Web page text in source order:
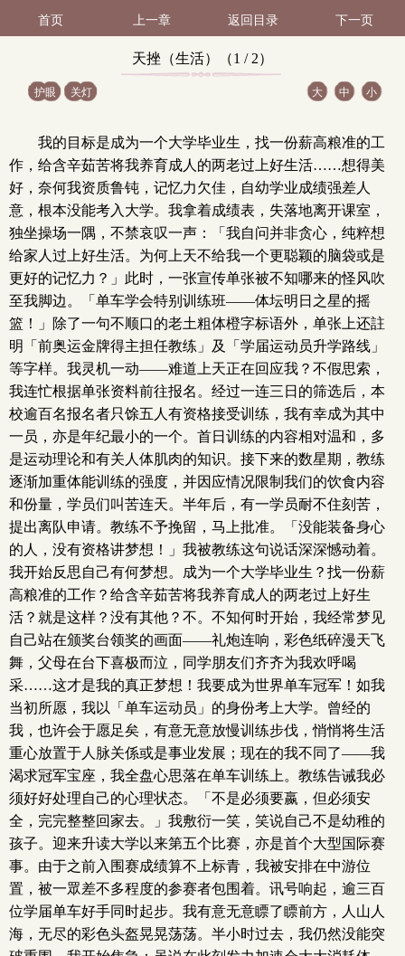
首页 上一章 返回目录 下一页
天挫（生活）（1 / 2）
护眼 关灯 大 中 小
我的目标是成为一个大学毕业生，找一份薪高粮准的工
作，给含辛茹苦将我养育成人的两老过上好生活……想得美
好，奈何我资质鲁钝，记忆力欠佳，自幼学业成绩强差人
意，根本没能考入大学。我拿着成绩表，失落地离开课室，
独坐操场一隅，不禁哀叹一声：「我自问并非贪心，纯粹想
给家人过上好生活。为何上天不给我一个更聪颖的脑袋或是
更好的记忆力？」此时，一张宣传单张被不知哪来的怪风吹
至我脚边。「单车学会特别训练班——体坛明日之星的摇
篮！」除了一句不顺口的老土粗体橙字标语外，单张上还註
明「前奥运金牌得主担任教练」及「学届运动员升学路线」
等字样。我灵机一动——难道上天正在回应我？不假思索，
我连忙根据单张资料前往报名。经过一连三日的筛选后，本
校逾百名报名者只馀五人有资格接受训练，我有幸成为其中
一员，亦是年纪最小的一个。首日训练的内容相对温和，多
是运动理论和有关人体肌肉的知识。接下来的数星期，教练
逐渐加重体能训练的强度，并因应情况限制我们的饮食内容
和份量，学员们叫苦连天。半年后，有一学员耐不住刻苦，
提出离队申请。教练不予挽留，马上批准。「没能装备身心
的人，没有资格讲梦想！」我被教练这句说话深深憾动着。
我开始反思自己有何梦想。成为一个大学毕业生？找一份薪
高粮准的工作？给含辛茹苦将我养育成人的两老过上好生
活？就是这样？没有其他？不。不知何时开始，我经常梦见
自己站在颁奖台领奖的画面——礼炮连响，彩色纸碎漫天飞
舞，父母在台下喜极而泣，同学朋友们齐齐为我欢呼喝
采……这才是我的真正梦想！我要成为世界单车冠军！如我
当初所愿，我以「单车运动员」的身份考上大学。曾经的
我，也许会于愿足矣，有意无意放慢训练步伐，悄悄将生活
重心放置于人脉关係或是事业发展；现在的我不同了——我
渴求冠军宝座，我全盘心思落在单车训练上。教练告诫我必
须好好处理自己的心理状态。「不是必须要嬴，但必须安
全，完完整整回家去。」我敷衍一笑，笑说自己不是幼稚的
孩子。迎来升读大学以来第五个比赛，亦是首个大型国际赛
事。由于之前入围赛成绩算不上标青，我被安排在中游位
置，被一眾差不多程度的参赛者包围着。讯号响起，逾三百
位学届单车好手同时起步。我有意无意瞟了瞟前方，人山人
海，无尽的彩色头盔晃晃荡荡。半小时过去，我仍然没能突